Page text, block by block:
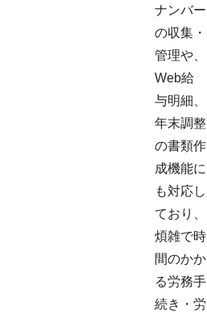
ナンバー
の収集・
管理や、
Web給
与明細、
年末調整
の書類作
成機能に
も対応し
ており、
煩雑で時
間のかか
る労務手
続き・労